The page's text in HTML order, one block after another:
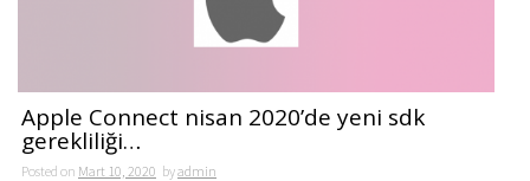
Apple Connect nisan 2020’de yeni sdk
gerekliliği…
Posted on Mart 10, 2020 byadmin